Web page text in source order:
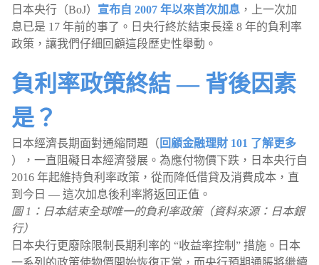
日本央行（BoJ） 宣布自 2007 年以來首次加息 ，上一次加
息已是 17 年前的事了。日央行終於結束長達 8 年的負利率
政策，讓我們仔細回顧這段歷史性舉動。
負利率政策終結 — 背後因素
是？
日本經濟長期面對通縮問題（ 回顧金融理財 101 了解更多
），一直阻礙日本經濟發展。為應付物價下跌，日本央行自
2016 年起維持負利率政策，從而降低借貸及消費成本，直
到今日 — 這次加息後利率將返回正值。
圖 1：日本結束全球唯一的負利率政策（資料來源：日本銀
行）
日本央行更廢除限制長期利率的 “收益率控制” 措施。日本
一系列的政策使物價開始恢復正常，而央行預期通脹將繼續